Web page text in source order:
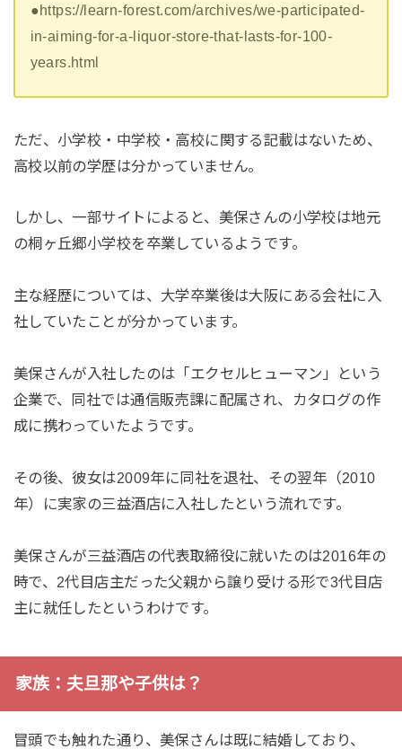
●https://learn-forest.com/archives/we-participated-
in-aiming-for-a-liquor-store-that-lasts-for-100-
years.html
ただ、小学校・中学校・高校に関する記載はないため、
高校以前の学歴は分かっていません。
しかし、一部サイトによると、美保さんの小学校は地元
の桐ヶ丘郷小学校を卒業しているようです。
主な経歴については、大学卒業後は大阪にある会社に入
社していたことが分かっています。
美保さんが入社したのは「エクセルヒューマン」という
企業で、同社では通信販売課に配属され、カタログの作
成に携わっていたようです。
その後、彼女は2009年に同社を退社、その翌年（2010
年）に実家の三益酒店に入社したという流れです。
美保さんが三益酒店の代表取締役に就いたのは2016年の
時で、2代目店主だった父親から譲り受ける形で3代目店
主に就任したというわけです。
家族：夫旦那や子供は？
冒頭でも触れた通り、美保さんは既に結婚しており、